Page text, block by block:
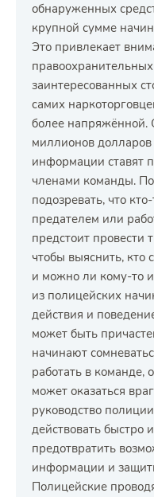
обнаруженных
крупной сумме
Это привлекает
заинтересованных
самих
более напряжённой.
миллионов
информации ставят
членами команды.
подозревать, что
предателем или
предстоит провести
чтобы выяснить, кто
и можно ли кому-то
из полицейских
действия и
может быть
начинают
работать в команде,
может оказаться
руководство
действовать быстро
предотвратить
информации и
Полицейские